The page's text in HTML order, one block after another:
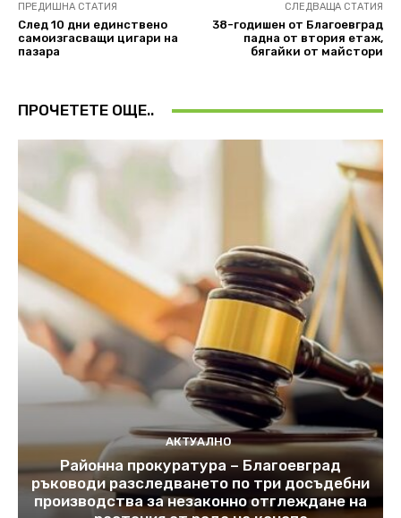
ПРЕДИШНА СТАТИЯ
След 10 дни единствено
самоизгасващи цигари на
пазара
СЛЕДВАЩА СТАТИЯ
38-годишен от Благоевград
падна от втория етаж,
бягайки от майстори
ПРОЧЕТЕТЕ ОЩЕ..
АКТУАЛНО
Районна прокуратура – Благоевград
ръководи разследването по три досъдебни
производства за незаконно отглеждане на